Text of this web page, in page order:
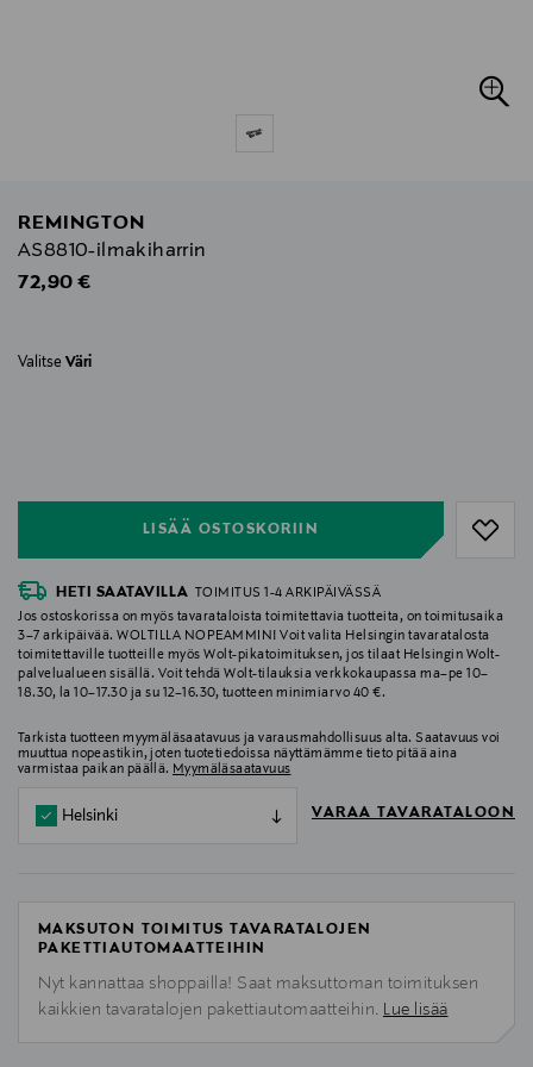
REMINGTON
AS8810-ilmakiharrin
Original Price
72,90 €
Valitse Väri
LISÄÄ OSTOSKORIIN
HETI SAATAVILLA
TOIMITUS 1-4 ARKIPÄIVÄSSÄ
Jos ostoskorissa on myös tavarataloista toimitettavia tuotteita, on toimitusaika
3–7 arkipäivää. WOLTILLA NOPEAMMIN! Voit valita Helsingin tavaratalosta
toimitettaville tuotteille myös Wolt-pikatoimituksen, jos tilaat Helsingin Wolt-
palvelualueen sisällä. Voit tehdä Wolt-tilauksia verkkokaupassa ma–pe 10–
18.30, la 10–17.30 ja su 12–16.30, tuotteen minimiarvo 40 €.
Tarkista tuotteen myymäläsaatavuus ja varausmahdollisuus alta. Saatavuus voi
muuttua nopeastikin, joten tuotetiedoissa näyttämämme tieto pitää aina
varmistaa paikan päällä. Myymäläsaatavuus
Helsinki VARAA TAVARATALOON
MAKSUTON TOIMITUS TAVARATALOJEN
PAKETTIAUTOMAATTEIHIN
Nyt kannattaa shoppailla! Saat maksuttoman toimituksen
kaikkien tavaratalojen pakettiautomaatteihin. Lue lisää